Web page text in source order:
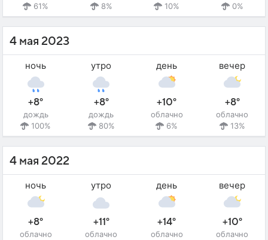
61%
8%
10%
0%
4 мая 2023
ночь
+8°
дождь
100%
утро
+8°
дождь
80%
день
+10°
облачно
6%
вечер
+8°
облачно
13%
4 мая 2022
ночь
+8°
облачно
утро
+11°
облачно
день
+14°
облачно
вечер
+10°
облачно